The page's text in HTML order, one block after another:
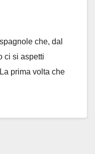
che, dal
ci si aspetti
prima volta che